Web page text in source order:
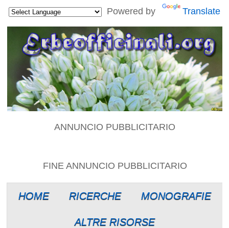
Powered by Translate
ANNUNCIO PUBBLICITARIO
FINE ANNUNCIO PUBBLICITARIO
HOME RICERCHE MONOGRAFIE
ALTRE RISORSE